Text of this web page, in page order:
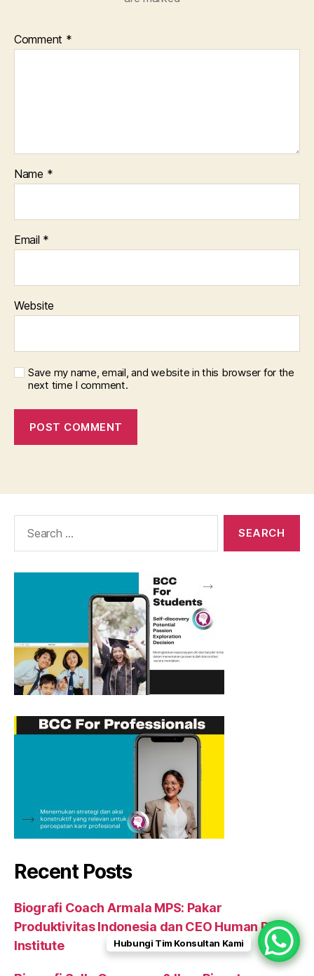
Comment *
Name *
Email *
Website
Save my name, email, and website in this browser for the
next time I comment.
Recent Posts
Biografi Coach Armala MPS: Pakar
Produktivitas Indonesia dan CEO Human Plus
Institute
Hubungi Tim Konsultan Kami